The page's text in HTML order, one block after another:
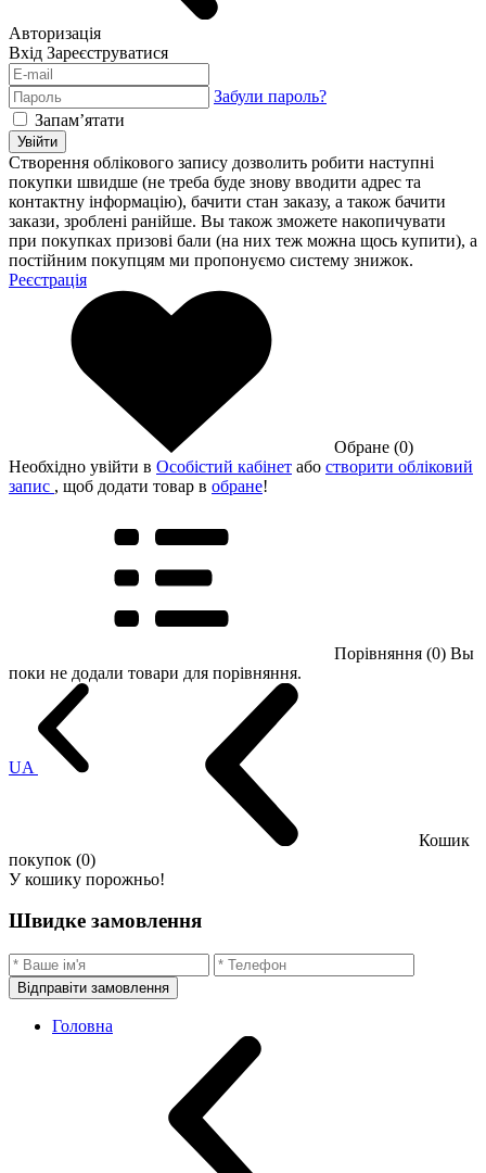
Авторизація
Вхід Зареєструватися
Забули пароль?
Запам’ятати
Увійти
Створення облікового запису дозволить робити наступні
покупки швидше (не треба буде знову вводити адрес та
контактну інформацію), бачити стан заказу, а також бачити
закази, зроблені ранійше. Вы також зможете накопичувати
при покупках призові бали (на них теж можна щось купити), а
постійним покупцям ми пропонуємо систему знижок.
Реєстрація
Обране (0)
Необхідно увійти в Особістий кабінет або створити обліковий
запис , щоб додати товар в обране!
Порівняння (0) Вы
поки не додали товари для порівняння.
UA
Кошик
покупок (0)
У кошику порожньо!
Швидке замовлення
Відправіти замовлення
Головна